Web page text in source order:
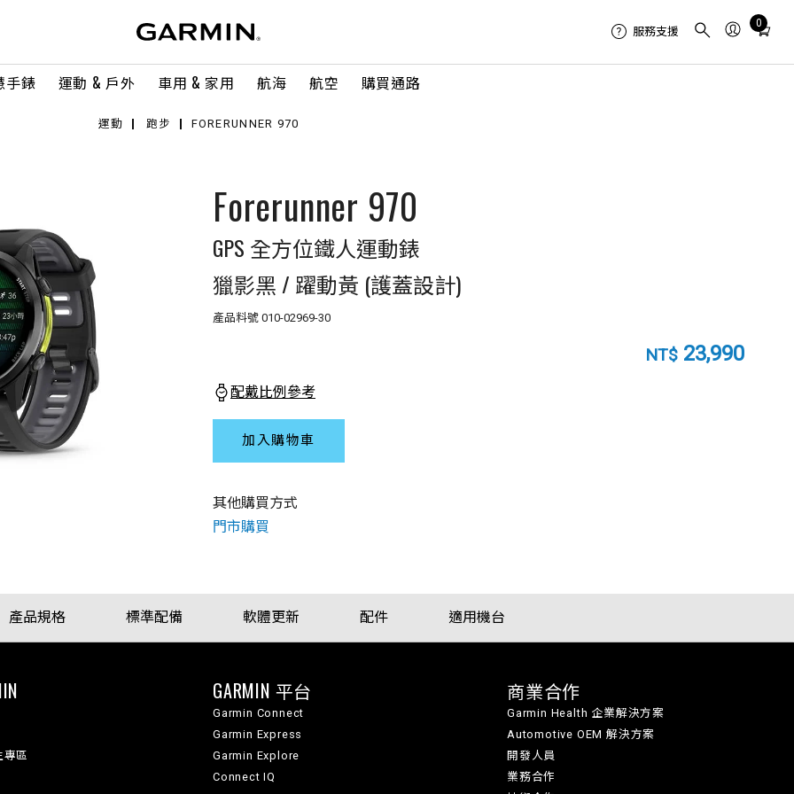
手錶 運動 & 戶外 車用 & 家用 航海 航空 購買通路
服務支援
0
Total
in
運動 跑步 FORERUNNER 970
Forerunner 970
GPS 全方位鐵人運動錶
獵影黑 / 躍動黃 (護蓋設計)
產品料號 010-02969-30
NT$ 23,990
配戴比例參考
加入購物車
其他購買方式
門市購買
產品規格 標準配備 軟體更新 配件 適用機台
專區
GARMIN 平台
Garmin Connect
Garmin Express
Garmin Explore
Connect IQ
商業合作
Garmin Health 企業解決方案
Automotive OEM 解決方案
開發人員
業務合作